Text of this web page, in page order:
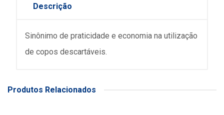
Descrição
Sinônimo de praticidade e economia na utilização
de copos descartáveis.
Produtos Relacionados